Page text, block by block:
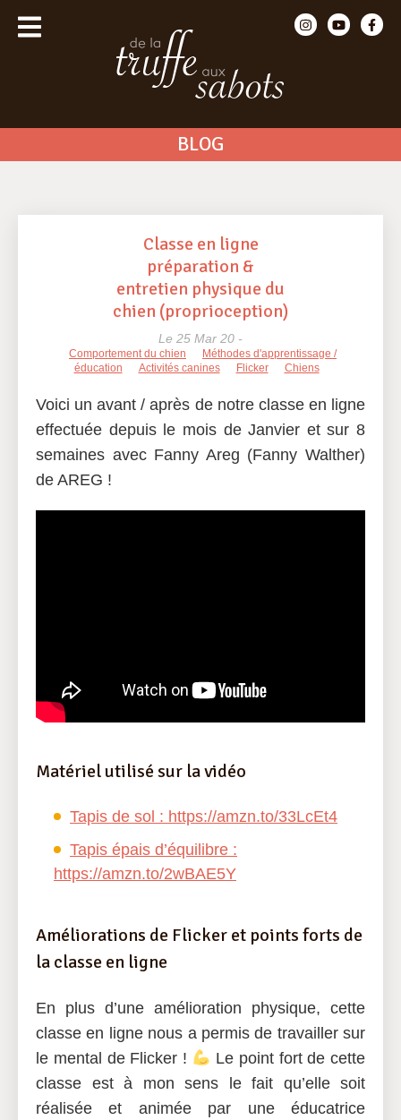
BLOG
Classe en ligne
préparation &
entretien physique du
chien (proprioception)
Le 25 Mar 20 -
Comportement du chien
Méthodes d'apprentissage /
éducation
Activités canines Flicker Chiens
Voici un avant / après de notre classe en ligne
effectuée depuis le mois de Janvier et sur 8
semaines avec Fanny Areg (Fanny Walther)
de AREG !
Matériel utilisé sur la vidéo
Tapis de sol : https://amzn.to/33LcEt4
Tapis épais d’équilibre :
https://amzn.to/2wBAE5Y
Améliorations de Flicker et points forts de
la classe en ligne
En plus d’une amélioration physique, cette
classe en ligne nous a permis de travailler sur
le mental de Flicker !
Le point fort de cette
classe est à mon sens le fait qu’elle soit
réalisée et animée par une éducatrice